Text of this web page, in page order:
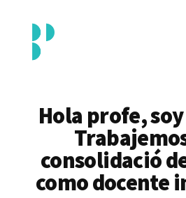
contenido
principal
menu
Piedrahita
docente
pedagógico
Hola profe,
consolidació
como docente